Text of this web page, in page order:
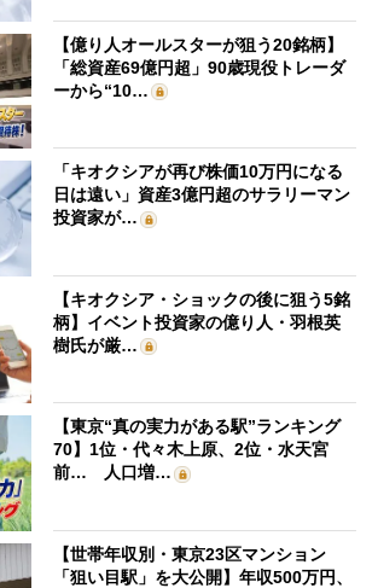
【億り人オールスターが狙う20銘柄】
「総資産69億円超」90歳現役トレーダ
ーから“10…
「キオクシアが再び株価10万円になる
日は遠い」資産3億円超のサラリーマン
投資家が…
【キオクシア・ショックの後に狙う5銘
柄】イベント投資家の億り人・羽根英
樹氏が厳…
【東京“真の実力がある駅”ランキング
70】1位・代々木上原、2位・水天宮
前… 人口増…
【世帯年収別・東京23区マンション
「狙い目駅」を大公開】年収500万円、